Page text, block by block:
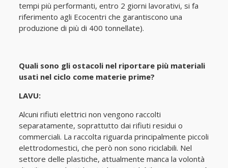
tempi più performanti, entro 2 giorni lavorativi, si fa
riferimento agli Ecocentri che garantiscono una
produzione di più di 400 tonnellate).
Quali sono gli ostacoli nel riportare più materiali
usati nel ciclo come materie prime?
LAVU:
Alcuni rifiuti elettrici non vengono raccolti
separatamente, soprattutto dai rifiuti residui o
commerciali. La raccolta riguarda principalmente piccoli
elettrodomestici, che però non sono riciclabili. Nel
settore delle plastiche, attualmente manca la volontà